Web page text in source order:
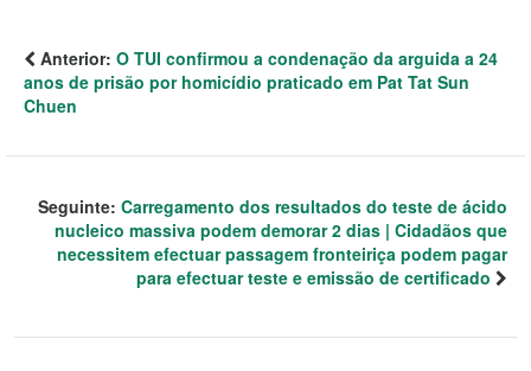
Anterior: O TUI confirmou a condenação da arguida a 24
anos de prisão por homicídio praticado em Pat Tat Sun
Chuen
Seguinte: Carregamento dos resultados do teste de ácido
nucleico massiva podem demorar 2 dias | Cidadãos que
necessitem efectuar passagem fronteiriça podem pagar
para efectuar teste e emissão de certificado